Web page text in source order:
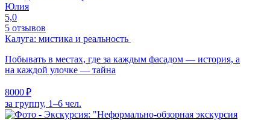
Юлия
5,0
5 отзывов
Калуга: мистика и реальность
Побывать в местах, где за каждым фасадом — история, а
на каждой улочке — тайна
8000 ₽
за группу, 1–6 чел.